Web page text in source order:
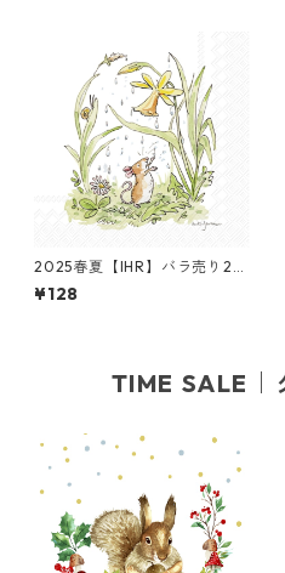
2025春夏【IHR】バラ売り2枚
カクテルサイズ ペーパーナプ
キン APRIL SHOWER ホワイ
¥128
TIME SALE｜